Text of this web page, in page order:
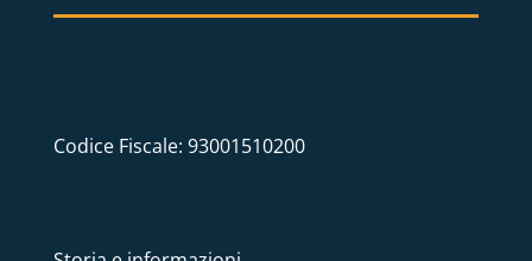
Codice Fiscale: 93001510200